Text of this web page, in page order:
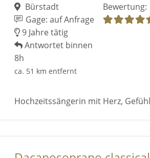
Bürstadt
Gage: auf Anfrage
9 Jahre tätig
Antwortet binnen
8h
ca. 51 km entfernt
Bewertung:
Hochzeitssängerin mit Herz,